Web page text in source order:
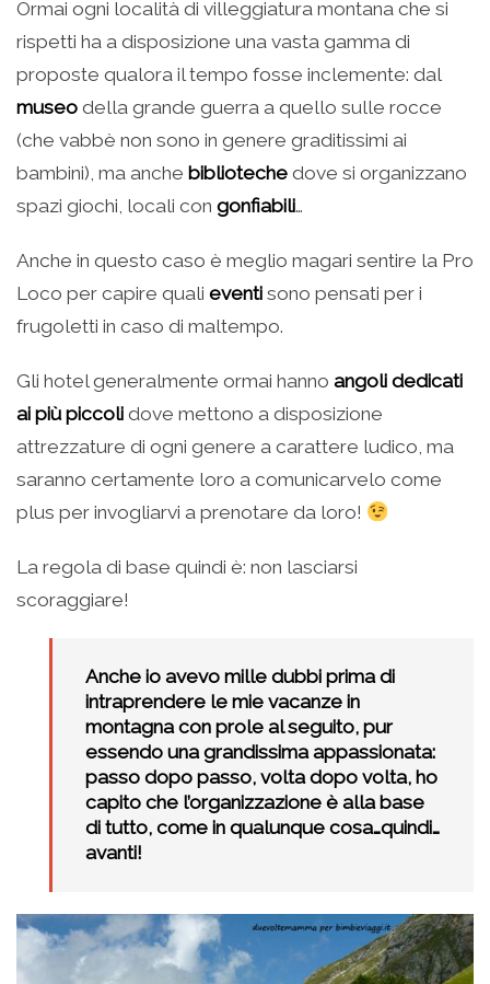
Ormai ogni località di villeggiatura montana che si
rispetti ha a disposizione una vasta gamma di
proposte qualora il tempo fosse inclemente: dal
museo della grande guerra a quello sulle rocce
(che vabbè non sono in genere graditissimi ai
bambini), ma anche biblioteche dove si organizzano
spazi giochi, locali con gonfiabili…
Anche in questo caso è meglio magari sentire la Pro
Loco per capire quali eventi sono pensati per i
frugoletti in caso di maltempo.
Gli hotel generalmente ormai hanno angoli dedicati
ai più piccoli dove mettono a disposizione
attrezzature di ogni genere a carattere ludico, ma
saranno certamente loro a comunicarvelo come
plus per invogliarvi a prenotare da loro!
La regola di base quindi è: non lasciarsi
scoraggiare!
Anche io avevo mille dubbi prima di
intraprendere le mie vacanze in
montagna con prole al seguito, pur
essendo una grandissima appassionata:
passo dopo passo, volta dopo volta, ho
capito che l’organizzazione è alla base
di tutto, come in qualunque cosa…quindi…
avanti!